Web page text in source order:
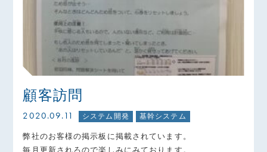
顧客訪問
2020.09.11 システム開発 基幹システム
弊社のお客様の掲示板に掲載されています。
毎月更新されろので楽しみにみております。